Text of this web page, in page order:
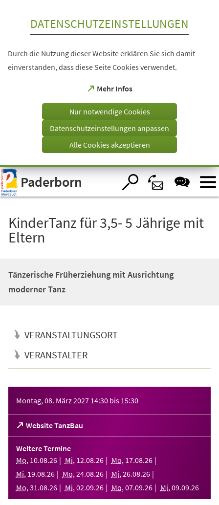
Visuelle
Assistenzsoftware
öffnen.
DATENSCHUTZEINSTELLUNGEN
Durch die Nutzung dieser Website erklären Sie sich damit
einverstanden, dass diese Seite Cookies verwendet.
Mehr Infos
(Öffnet
einem
Tab)
Nur notwendige Cookies
Datenschutzeinstellungen anpassen
Alle Cookies akzeptieren
Paderborn
KinderTanz für 3,5- 5 Jährige mit
Eltern
Tänzerische Früherziehung mit Ausrichtung
moderner Tanz
VERANSTALTUNGSORT
VERANSTALTER
Montag, 08. März 2027 14:30 bis 15:30
Website TanzBau
(Öffnet
in
einem
neuen
Tab)
Weitere Termine
Mo, 10.08.26 Mi, 12.08.26 Mo, 17.08.26
Mi, 19.08.26 Mo, 24.08.26 Mi, 26.08.26
Mo, 31 .08.26 Mi, 02.09.26 Mo, 07.09.26 Mi, 09.09.26